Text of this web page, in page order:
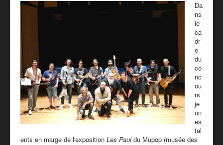
Da
ns
le
ca
dr
e
du
co
nc
ou
rs
je
un
es
tal
ents en marge de l'exposition Les Pauldu Mupop (musée des